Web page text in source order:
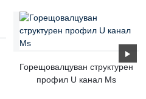
Горещовалцуван структурен
профил U канал Ms